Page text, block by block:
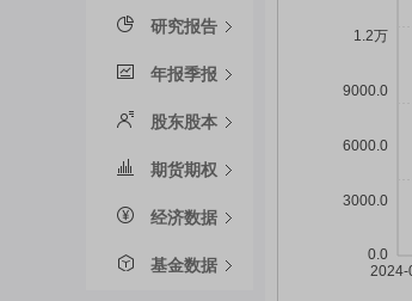
研究报告
年报季报
股东股本
期货期权
经济数据
基金数据